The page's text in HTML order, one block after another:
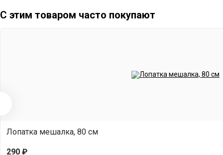
С этим товаром часто покупают
Лопатка мешалка, 80 см
290 ₽